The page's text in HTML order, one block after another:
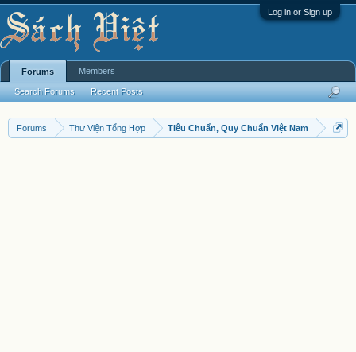
Log in or Sign up
Forums Thư Viện Tổng Hợp Tiêu Chuẩn, Quy Chuẩn Việt Nam
Forums
Search Forums Recent Posts
Members